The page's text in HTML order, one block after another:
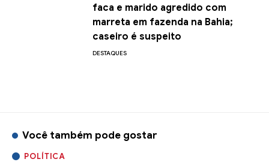
faca e marido agredido com
marreta em fazenda na Bahia;
caseiro é suspeito
DESTAQUES
Você também pode gostar
POLÍTICA